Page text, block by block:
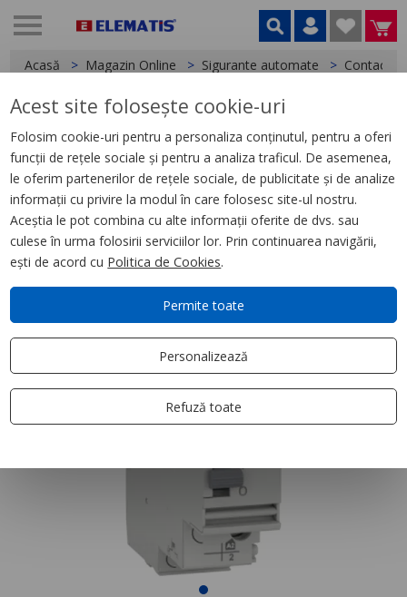
Acasă Magazin Online Sigurante automate Contacte
< Contacte Auxiliare si Bobine declansare
Easy9 Teleruptor 16A
Acest site folosește cookie-uri
Folosim cookie-uri pentru a personaliza conținutul, pentru a oferi
funcții de rețele sociale și pentru a analiza traficul. De asemenea,
le oferim partenerilor de rețele sociale, de publicitate și de analize
informații cu privire la modul în care folosesc site-ul nostru.
Aceștia le pot combina cu alte informații oferite de dvs. sau
culese în urma folosirii serviciilor lor. Prin continuarea navigării,
ești de acord cu Politica de Cookies.
Permite toate
Personalizează
Refuză toate